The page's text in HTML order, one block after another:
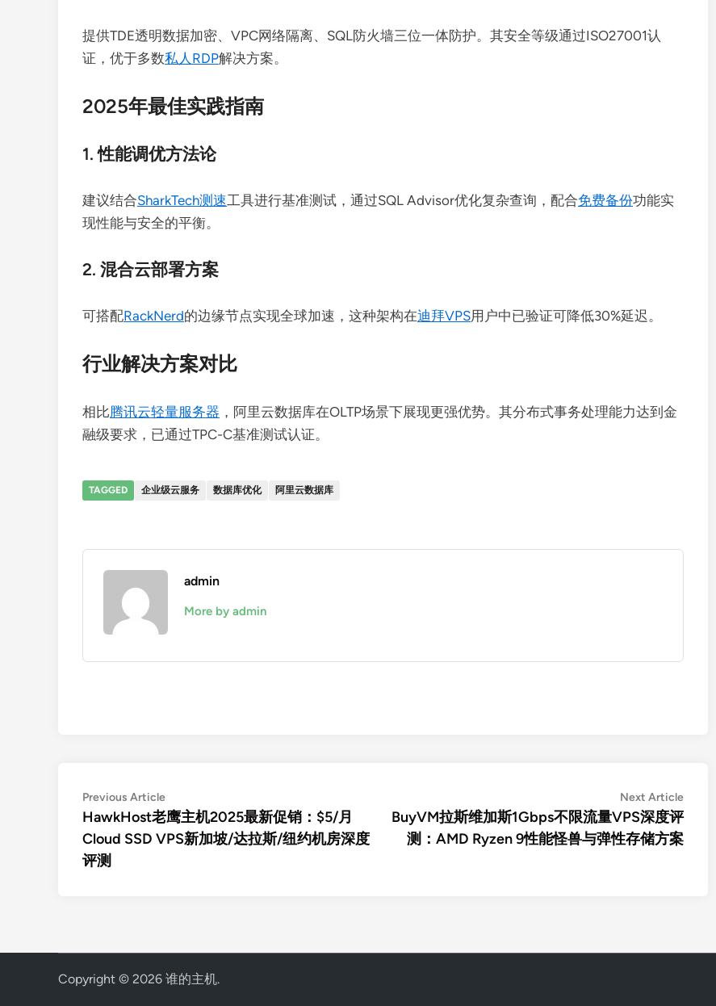
提供TDE透明数据加密、VPC网络隔离、SQL防火墙三位一体防护。其安全等级通过ISO27001认
证，优于多数私人RDP解决方案。
2025年最佳实践指南
1. 性能调优方法论
建议结合SharkTech测速工具进行基准测试，通过SQL Advisor优化复杂查询，配合免费备份功能实
现性能与安全的平衡。
2. 混合云部署方案
可搭配RackNerd的边缘节点实现全球加速，这种架构在迪拜VPS用户中已验证可降低30%延迟。
行业解决方案对比
相比腾讯云轻量服务器 ，阿里云数据库在OLTP场景下展现更强优势。其分布式事务处理能力达到金
融级要求，已通过TPC-C基准测试认证。
TAGGED 企业级云服务 数据库优化 阿里云数据库
admin
More by admin
文
章
导
航
Previous ArticlePrevious
article:
HawkHost老鹰主机2025最新促销：$5/月
Cloud SSD VPS新加坡/达拉斯/纽约机房深度
评测
Next ArticleNext
article:
BuyVM拉斯维加斯1Gbps不限流量VPS深度评
测：AMD Ryzen 9性能怪兽与弹性存储方案
Copyright © 2026 谁的主机.